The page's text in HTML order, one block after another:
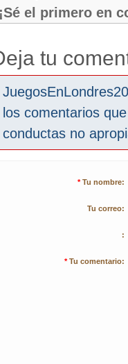
¡Sé el primero en
tu
los comentarios
conductas no
* Tu nombre:
Tu correo:
:
* Tu comentario: